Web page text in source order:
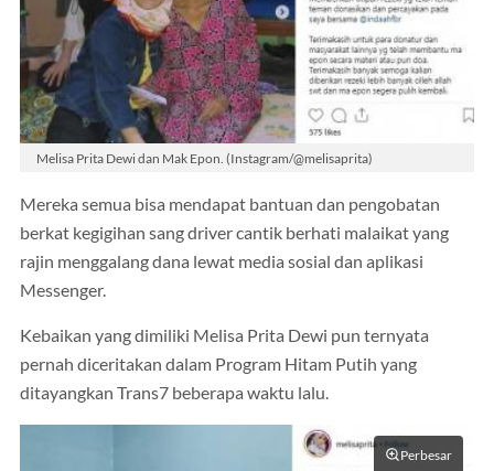
Melisa Prita Dewi dan Mak Epon. (Instagram/@melisaprita)
Mereka semua bisa mendapat bantuan dan pengobatan
berkat kegigihan sang driver cantik berhati malaikat yang
rajin menggalang dana lewat media sosial dan aplikasi
Messenger.
Kebaikan yang dimiliki Melisa Prita Dewi pun ternyata
pernah diceritakan dalam Program Hitam Putih yang
ditayangkan Trans7 beberapa waktu lalu.
Perbesar